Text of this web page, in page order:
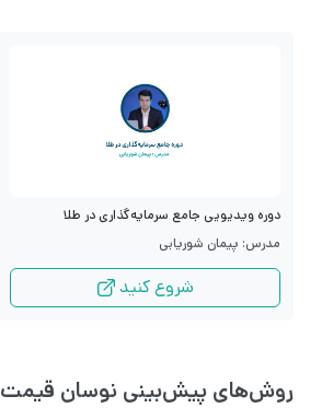
دوره ویدیویی جامع سرمایه‌گذاری در طلا
مدرس: پیمان شوریابی
شروع کنید
روش‌های پیش‌بینی نوسان قیمت